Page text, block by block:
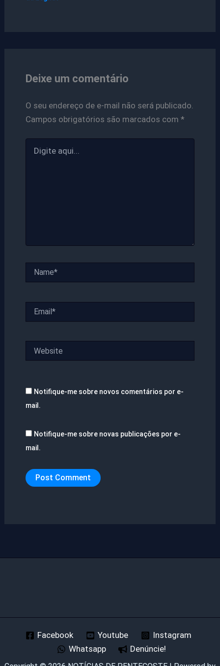
Deixe um comentário
O seu endereço de e-mail não será publicado.
Campos obrigatórios são marcados com *
aqui...
Notifique-me sobre novos comentários por e-
mail.
Notifique-me sobre novas publicações por e-
mail.
Facebook Youtube
Instagram
Whatsapp
Denúncie!